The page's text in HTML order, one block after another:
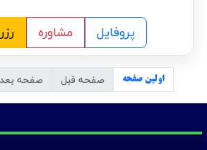
پروفایل مشاوره
اولین صفحه صفحه قبل صفحه بعد